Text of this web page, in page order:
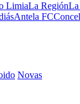
LimiaLa RegiónLa
Antela FC
Novas